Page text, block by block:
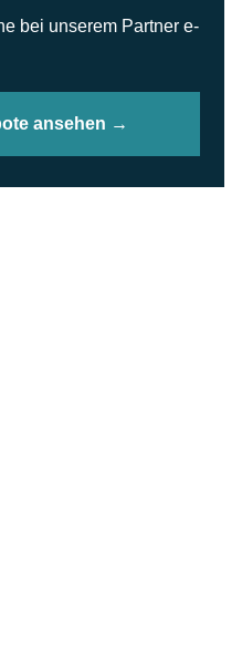
bei unserem Partner e-
ansehen →